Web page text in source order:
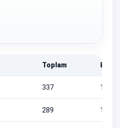
Toplam Erkek
337 164
289 131